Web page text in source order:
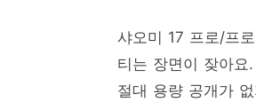
샤오미 17 프로/프
티는 장면이 잦아요.
절대 용량 공개가